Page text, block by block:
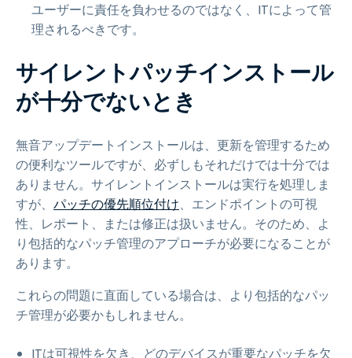
ユーザーに責任を負わせるのではなく、ITによって管
理されるべきです。
サイレントパッチインストール
が十分でないとき
無音アップデートインストールは、更新を管理するため
の便利なツールですが、必ずしもそれだけでは十分では
ありません。サイレントインストールは実行を処理しま
すが、 パッチの優先順位付け、エンドポイントの可視
性、レポート、または修正は扱いません。そのため、よ
り包括的なパッチ管理のアプローチが必要になることが
あります。
これらの問題に直面している場合は、より包括的なパッ
チ管理が必要かもしれません。
ITは可視性を欠き、どのデバイスが重要なパッチを欠